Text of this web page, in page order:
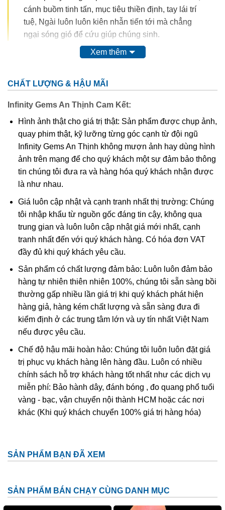
cánh buồm tinh tấn, mục tiêu thiền định, tay lái trí
tuệ, Ngài luôn luôn kiên nhẫn tiến tới mà chẳng
ngại sóng gió để cứu giúp chúng sinh.
Tùy khí của Ngài chính là viên bảo châu mà Ngài
trên đóa hoa là viên bảo châu. Trong hệ thống Ngũ
Biểu tượng của Bồ tát Phổ Hiền là ngọc như ý, hoa
sen, có khi là trang sách ghi thần chú của Bồ tát.
Phổ Hiền Bồ tát thường xuất hiện trong bộ ba cùng
với Phật Thích Ca và Văn Thù Sư Lợi gọi là Thích
Ca Tam Tôn. Ngài đứng bên phải, còn Văn Thù
đứng bên trái và có khi các Ngài được vây quanh
Ngài thường xuất hiện như một vị Bồ tát với vương
miện và y trang đầy ắp châu báu như một ông
hoàng và nhiều tranh ảnh tượng.
Trích dẫn từ:
Mặt Phật Phổ Hiền Bồ Tát là vị phật hộ mệnh những
người tuổi Thìn, Tỵ.
Người sinh năm Thìn, Tỵ sẽ nhận được sự phù hộ, độ trì
của Phật Phổ Hiền Bồ tát – vị thần tượng trưng cho lễ
nghi, sự đức độ và tự nguyện. Ngài sẽ giúp bạn thực hiện
được những nguyện vọng lớn lao nhất của mình, thoát
khỏi cạm bẫy của những kẻ tiểu nhân, gia tăng thêm uy
quyền lãnh đạo, vượt lên mọi trở ngại để có cuộc sống
hạnh phúc, mỹ mãn. Giúp bảo vệ, hộ mệnh, đem lại bình
an, sức khoẻ, may mắn và thành công cho BẠN.
Phổ Hiền Bồ Tát là một trong Ngũ Thiền Bồ Tát của
Phổ Hiền Bồ Tát là biểu tượng có sức mạnh trí tuệ, sự
đang chuẩn bị thi cử, khởi nghiệp cầu nguyện trước
Phổ Hiền Bồ Tát sẽ nhận được sự che chở của ngài.
Xem thêm
CHẤT LƯỢNG & HẬU MÃI
Infinity Gems An Thịnh Cam Kết:
Hình ảnh thật cho giá trị thật: Sản phẩm được chụp ảnh,
quay phim thật, kỹ lưỡng từng góc cạnh từ đội ngũ
Infinity Gems An Thịnh không mượn ảnh hay dùng hình
ảnh trên mạng để cho quý khách một sự đảm bảo thông
tin chúng tôi đưa ra và hàng hóa quý khách nhận được
là như nhau.
Giá luôn cập nhật và cạnh tranh nhất thị trường: Chúng
tôi nhập khẩu từ nguồn gốc đáng tin cậy, không qua
trung gian và luôn luôn cập nhật giá mới nhất, cạnh
tranh nhất đến với quý khách hàng. Có hóa đơn VAT
đầy đủ khi quý khách yêu cầu.
Sản phẩm có chất lượng đảm bảo: Luôn luôn đảm bảo
hàng tự nhiên thiên nhiên 100%, chúng tôi sẵn sàng bồi
thường gấp nhiều lần giá trị khi quý khách phát hiện
hàng giả, hàng kém chất lượng và sẵn sàng đưa đi
kiểm định ở các trung tâm lớn và uy tín nhất Việt Nam
nếu được yêu cầu.
Chế độ hậu mãi hoàn hảo: Chúng tôi luôn luôn đặt giá
trị phục vụ khách hàng lên hàng đầu. Luôn có nhiều
chính sách hỗ trợ khách hàng tốt nhất như các dịch vụ
miễn phí: Bảo hành dây, đánh bóng , đo quang phổ tuổi
vàng - bạc, vận chuyển nội thành HCM hoặc các nơi
khác (Khi quý khách chuyển 100% giá trị hàng hóa)
SẢN PHẨM BẠN ĐÃ XEM
SẢN PHẨM BÁN CHẠY CÙNG DANH MỤC